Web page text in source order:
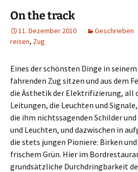
On the track
11. Dezember 2010 Geschrieben
reisen, Zug
Eines der schönsten Dinge in
fahrenden Zug sitzen und aus dem
die Ästhetik der Elektrifizierung, all
Leitungen, die Leuchten und
die ihm nichtssagenden Schilder
und Leuchten, und dazwischen in
die stets jungen Pioniere: Birken
frischem Grün. Hier im
grundsätzliche Durchdringbarkeit